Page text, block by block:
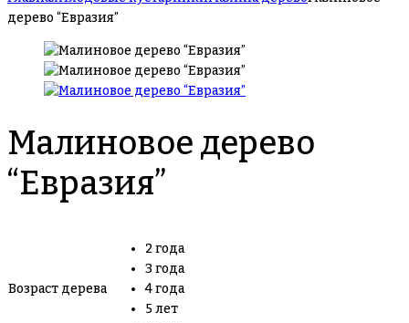
дерево “Евразия”
Малиновое дерево
“Евразия”
Возраст дерева
2 года
3 года
4 года
5 лет